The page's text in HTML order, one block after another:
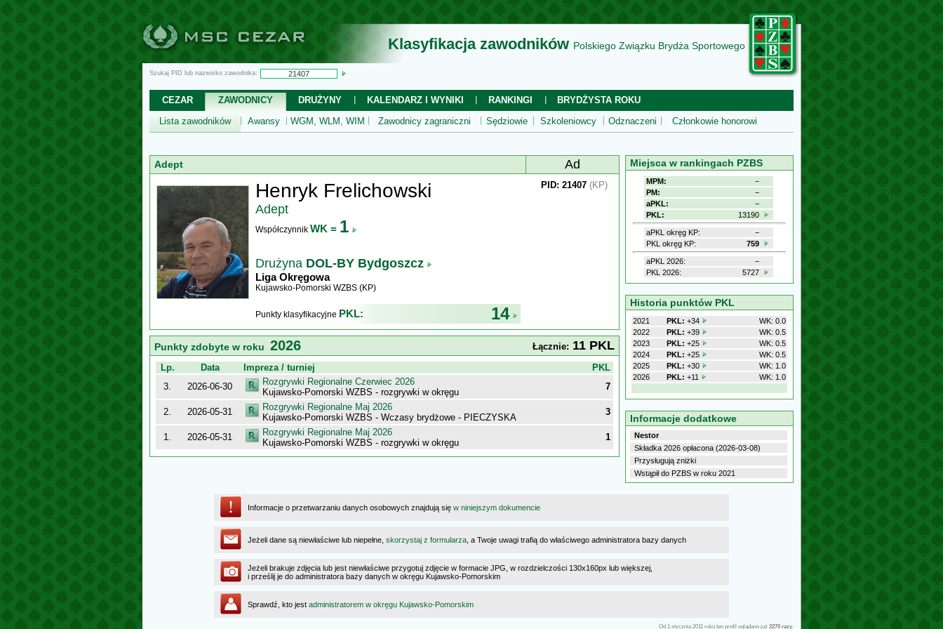
Klasyfikacja zawodników Polskiego Związku Brydża Sportowego
Szukaj PID lub nazwisko zawodnika:
CEZAR ZAWODNICY DRUŻYNY KALENDARZ I WYNIKI RANKINGI
BRYDŻYSTA ROKU
Lista zawodników
Awansy WGM, WLM, WIM Zawodnicy zagraniczni Sędziowie Szkoleniowcy Odznaczeni Członkowie honorowi
Adept Ad
Henryk Frelichowski
Adept
Współczynnik WK = 1
Drużyna DOL-BY Bydgoszcz
Liga Okręgowa
Kujawsko-Pomorski WZBS (KP)
Punkty klasyfikacyjne PKL: 14
PID: 21407 (KP)
Punkty zdobyte w roku 2026 Łącznie: 11 PKL
Lp. Data Impreza / turniej
PKL
3.
2026-06-30
Rozgrywki Regionalne Czerwiec 2026
Kujawsko-Pomorski WZBS - rozgrywki w okręgu
7
2. 2026-05-31
Rozgrywki Regionalne Maj 2026
Kujawsko-Pomorski WZBS - Wczasy brydżowe - PIECZYSKA
3
1. 2026-05-31
Rozgrywki Regionalne Maj 2026
Kujawsko-Pomorski WZBS - rozgrywki w okręgu
1
Miejsca w rankingach PZBS
MPM:
−
PM:
−
aPKL:
−
PKL:
13190
aPKL okręg KP:
−
PKL okręg KP:
759
aPKL 2026:
−
PKL 2026:
5727
Historia punktów PKL
2021 PKL: +34
WK: 0.0
2022
PKL: +39
WK: 0.5
2023
PKL: +25
WK: 0.5
2024
PKL: +25
WK: 0.5
2025
PKL: +30
WK: 1.0
2026
PKL: +11 WK: 1.0
Informacje dodatkowe
Nestor
Składka 2026 opłacona (2026-03-08)
Przysługują zniżki
Wstąpił do PZBS w roku 2021
Informacje o przetwarzaniu danych osobowych znajdują się w niniejszym dokumencie
Jeżeli dane są niewłaściwe lub niepełne, skorzystaj z formularza , a Twoje uwagi trafią do właściwego administratora bazy danych
Jeżeli brakuje zdjęcia lub jest niewłaściwe przygotuj zdjęcie w formacie JPG, w rozdzielczości 130x160px lub większej,
i prześlij je do administratora bazy danych w okręgu Kujawsko-Pomorskim
Sprawdź, kto jest administratorem w okręgu Kujawsko-Pomorskim
Od 1 stycznia 2011 roku ten profil oglądano już 2270 razy.